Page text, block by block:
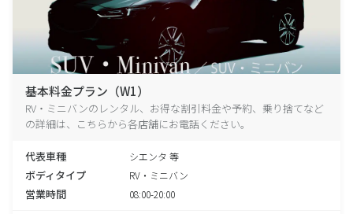
基本料金プラン（W1）
RV・ミニバンのレンタル、お得な割引料金や予約、乗り捨てなど
の詳細は、こちらから各店舗にお電話ください。
代表車種 シエンタ 等
ボディタイプ RV・ミニバン
営業時間 08:00-20:00